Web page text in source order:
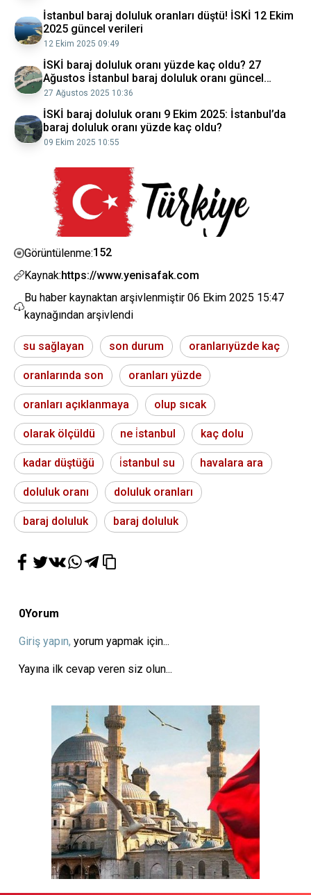
İstanbul baraj doluluk oranları düştü! İSKİ 12 Ekim
2025 güncel verileri
12 Ekim 2025 09:49
İSKİ baraj doluluk oranı yüzde kaç oldu? 27
Ağustos İstanbul baraj doluluk oranı güncel
veriler
27 Ağustos 2025 10:36
İSKİ baraj doluluk oranı 9 Ekim 2025: İstanbul’da
baraj doluluk oranı yüzde kaç oldu?
09 Ekim 2025 10:55
Görüntülenme:152
Kaynak:https://www.yenisafak.com
Bu haber kaynaktan arşivlenmiştir 06 Ekim 2025 15:47
kaynağından arşivlendi
su sağlayan son durum oranlarıyüzde kaç
oranlarında son oranları yüzde
oranları açıklanmaya olup sıcak
olarak ölçüldü ne i̇stanbul kaç dolu
kadar düştüğü i̇stanbul su havalara ara
doluluk oranı doluluk oranları
baraj doluluk baraj doluluk
0Yorum
Giriş yapın, yorum yapmak için...
Yayına ilk cevap veren siz olun...